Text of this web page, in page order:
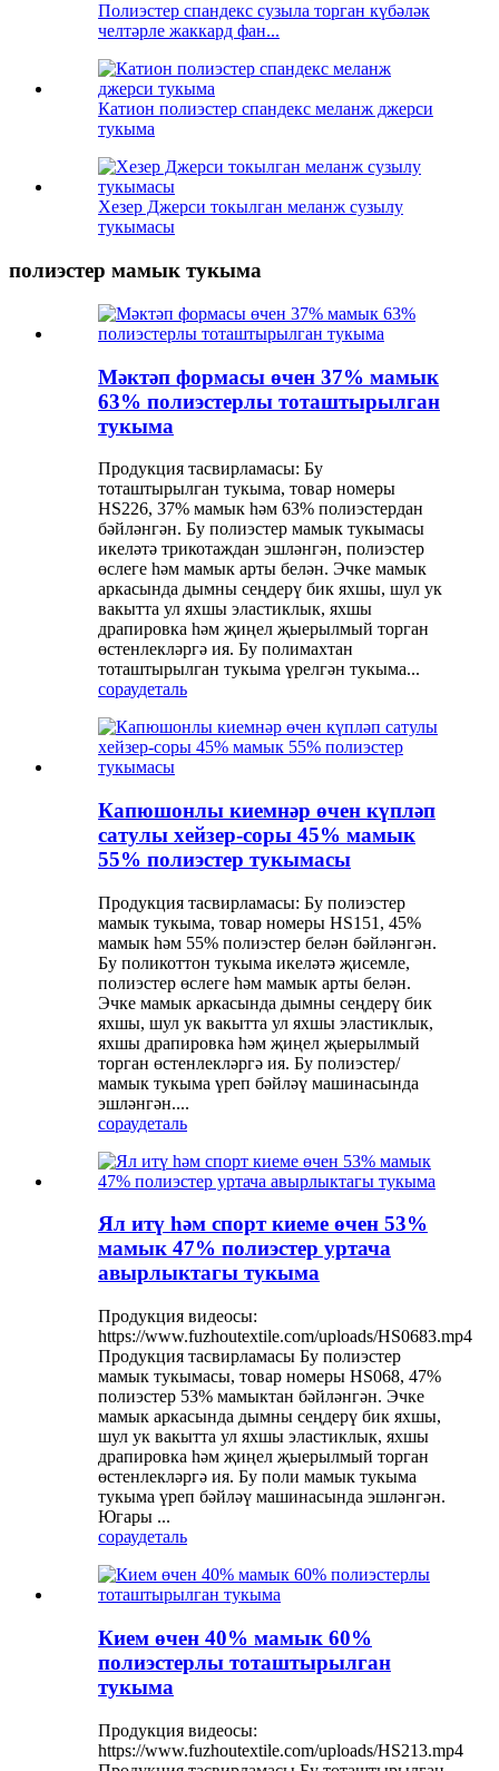
Полиэстер спандекс сузыла торган күбәләк
челтәрле жаккард фан...
Катион полиэстер спандекс меланж джерси
тукыма
Хезер Джерси токылган меланж сузылу
тукымасы
полиэстер мамык тукыма
Мәктәп формасы өчен 37% мамык
63% полиэстерлы тоташтырылган
тукыма
Продукция тасвирламасы: Бу
тоташтырылган тукыма, товар номеры
HS226, 37% мамык һәм 63% полиэстердан
бәйләнгән. Бу полиэстер мамык тукымасы
икеләтә трикотаждан эшләнгән, полиэстер
өслеге һәм мамык арты белән. Эчке мамык
аркасында дымны сеңдерү бик яхшы, шул ук
вакытта ул яхшы эластиклык, яхшы
драпировка һәм җиңел җыерылмый торган
өстенлекләргә ия. Бу полимахтан
тоташтырылган тукыма үрелгән тукыма...
сораудеталь
Капюшонлы киемнәр өчен күпләп
сатулы хейзер-соры 45% мамык
55% полиэстер тукымасы
Продукция тасвирламасы: Бу полиэстер
мамык тукыма, товар номеры HS151, 45%
мамык һәм 55% полиэстер белән бәйләнгән.
Бу поликоттон тукыма икеләтә җисемле,
полиэстер өслеге һәм мамык арты белән.
Эчке мамык аркасында дымны сеңдерү бик
яхшы, шул ук вакытта ул яхшы эластиклык,
яхшы драпировка һәм җиңел җыерылмый
торган өстенлекләргә ия. Бу полиэстер/
мамык тукыма үреп бәйләү машинасында
эшләнгән....
сораудеталь
Ял итү һәм спорт киеме өчен 53%
мамык 47% полиэстер уртача
авырлыктагы тукыма
Продукция видеосы:
https://www.fuzhoutextile.com/uploads/HS0683.mp4
Продукция тасвирламасы Бу полиэстер
мамык тукымасы, товар номеры HS068, 47%
полиэстер 53% мамыктан бәйләнгән. Эчке
мамык аркасында дымны сеңдерү бик яхшы,
шул ук вакытта ул яхшы эластиклык, яхшы
драпировка һәм җиңел җыерылмый торган
өстенлекләргә ия. Бу поли мамык тукыма
тукыма үреп бәйләү машинасында эшләнгән.
Югары ...
сораудеталь
Кием өчен 40% мамык 60%
полиэстерлы тоташтырылган
тукыма
Продукция видеосы:
https://www.fuzhoutextile.com/uploads/HS213.mp4